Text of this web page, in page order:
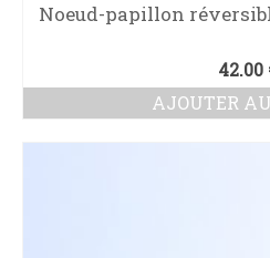
Noeud-papillon
42.00
AJOUTER